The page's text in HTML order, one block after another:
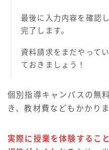
最後に入力内容を確認
完了します。
資料請求をまだやって
ておきましょう！
個別指導キャンパスの無
き、教材費などもかかりま
実際に授業を体験するこ